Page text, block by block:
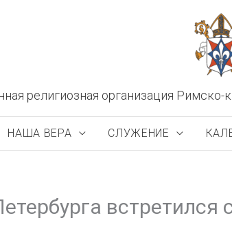
религиозная организация
НАША ВЕРА СЛУЖЕНИЕ